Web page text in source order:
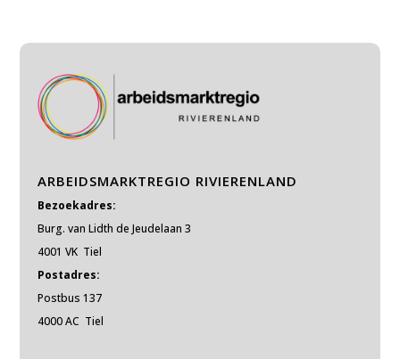
ARBEIDSMARKTREGIO RIVIERENLAND
Bezoekadres:
Burg. van Lidth de Jeudelaan 3
4001 VK Tiel
Postadres:
Postbus 137
4000 AC Tiel